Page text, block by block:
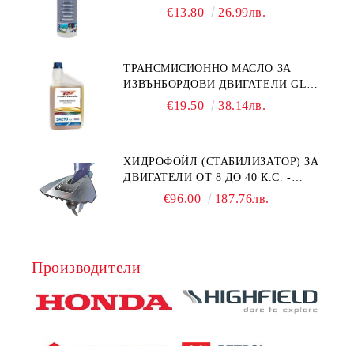
NAUTIC CLEAN
€13.80 26.99лв.
ТРАНСМИСИОННО МАСЛО ЗА
ИЗВЪНБОРДОВИ ДВИГАТЕЛИ GL4
HONDA MARINE 08251-999-102PRO
€19.50 38.14лв.
ХИДРОФОЙЛ (СТАБИЛИЗАТОР) ЗА
ДВИГАТЕЛИ ОТ 8 ДО 40 К.С. -
УНИВЕРСАЛЕН SE SPORT 200
€96.00 187.76лв.
Производители